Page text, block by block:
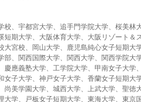
、宇都宮大学、追手門学院大学、桜美林
短期大学、大阪体育大学、大阪リゾート＆
宮校、岡山大学、鹿児島純心女子短期大
、関西国際大学、関西大学、関西学院大
應義塾大学、工学院大学、甲南女子大学
女子大学、神戸女子大学、香蘭女子短期大
美学園大学、城西大学、上武大学、聖徳
学、戸板女子短期大学、東海大学、東京